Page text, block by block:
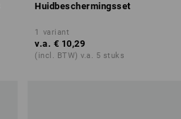
Huidbeschermingsset
1 variant
v.a. € 10,29
(incl. BTW) v.a. 5 stuks